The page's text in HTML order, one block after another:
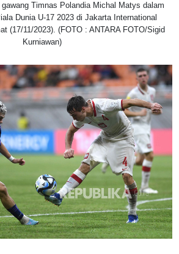
gawang Timnas Polandia Michal Matys dalam
Dunia U-17 2023 di Jakarta International
(17/11/2023). (FOTO : ANTARA FOTO/Sigid
Kurniawan)